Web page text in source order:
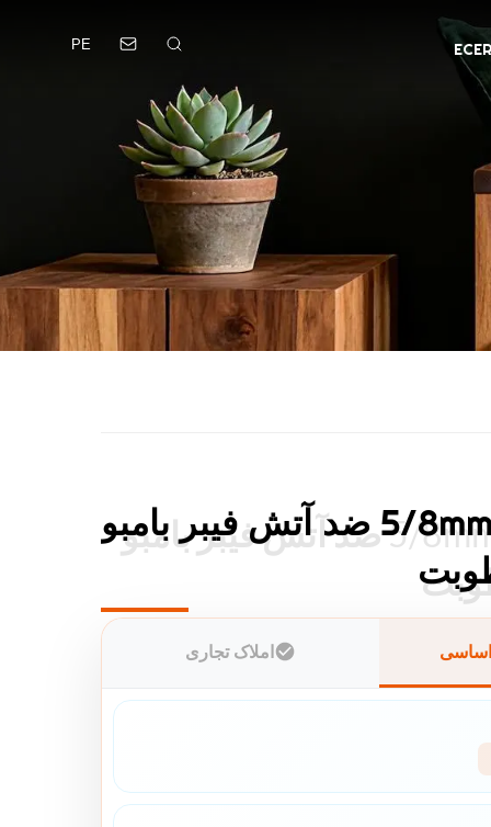
ECER
PE
پنل دیواری 5/8mm ضد آتش فیبر بامبو
پنل دیواری 5/8mm ضد آتش فیبر بامبو
املاک تجاری